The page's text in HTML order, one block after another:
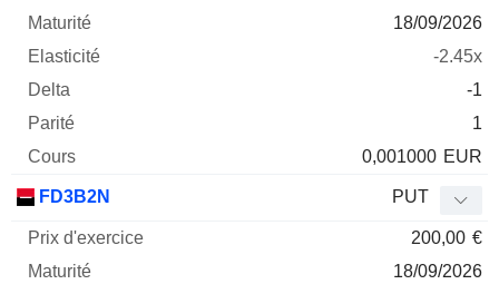
18/09/2026
-2.45x
-1
1
0,001000 EUR
FD3B2N PUT
200,00 €
18/09/2026